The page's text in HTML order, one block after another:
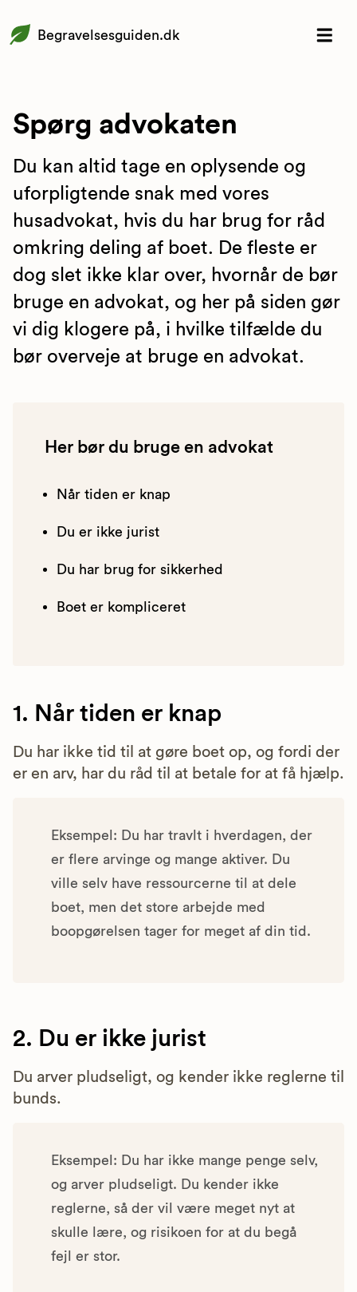
Begravelsesguiden.dk
Spørg advokaten
Du kan altid tage en oplysende og
uforpligtende snak med vores
husadvokat, hvis du har brug for råd
omkring deling af boet. De fleste er
dog slet ikke klar over, hvornår de bør
bruge en advokat, og her på siden gør
vi dig klogere på, i hvilke tilfælde du
bør overveje at bruge en advokat.
Her bør du bruge en advokat
Når tiden er knap
Du er ikke jurist
Du har brug for sikkerhed
Boet er kompliceret
1. Når tiden er knap
Du har ikke tid til at gøre boet op, og fordi der
er en arv, har du råd til at betale for at få hjælp.
Eksempel: Du har travlt i hverdagen, der
er flere arvinge og mange aktiver. Du
ville selv have ressourcerne til at dele
boet, men det store arbejde med
boopgørelsen tager for meget af din tid.
2. Du er ikke jurist
Du arver pludseligt, og kender ikke reglerne til
bunds.
Eksempel: Du har ikke mange penge selv,
og arver pludseligt. Du kender ikke
reglerne, så der vil være meget nyt at
skulle lære, og risikoen for at du begå
fejl er stor.